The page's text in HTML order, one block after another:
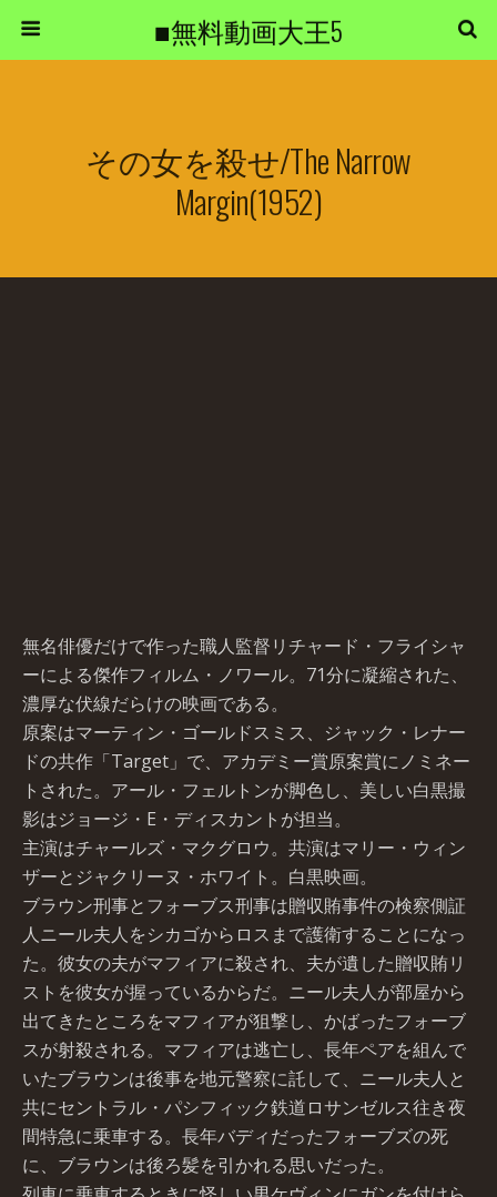
■無料動画大王5
その女を殺せ/The Narrow
Margin(1952)
無名俳優だけで作った職人監督リチャード・フライシャ
ーによる傑作フィルム・ノワール。71分に凝縮された、
濃厚な伏線だらけの映画である。
原案はマーティン・ゴールドスミス、ジャック・レナー
ドの共作「Target」で、アカデミー賞原案賞にノミネー
トされた。アール・フェルトンが脚色し、美しい白黒撮
影はジョージ・E・ディスカントが担当。
主演はチャールズ・マクグロウ。共演はマリー・ウィン
ザーとジャクリーヌ・ホワイト。白黒映画。
ブラウン刑事とフォーブス刑事は贈収賄事件の検察側証
人ニール夫人をシカゴからロスまで護衛することになっ
た。彼女の夫がマフィアに殺され、夫が遺した贈収賄リ
ストを彼女が握っているからだ。ニール夫人が部屋から
出てきたところをマフィアが狙撃し、かばったフォーブ
スが射殺される。マフィアは逃亡し、長年ペアを組んで
いたブラウンは後事を地元警察に託して、ニール夫人と
共にセントラル・パシフィック鉄道ロサンゼルス往き夜
間特急に乗車する。長年バディだったフォーブズの死
に、ブラウンは後ろ髪を引かれる思いだった。